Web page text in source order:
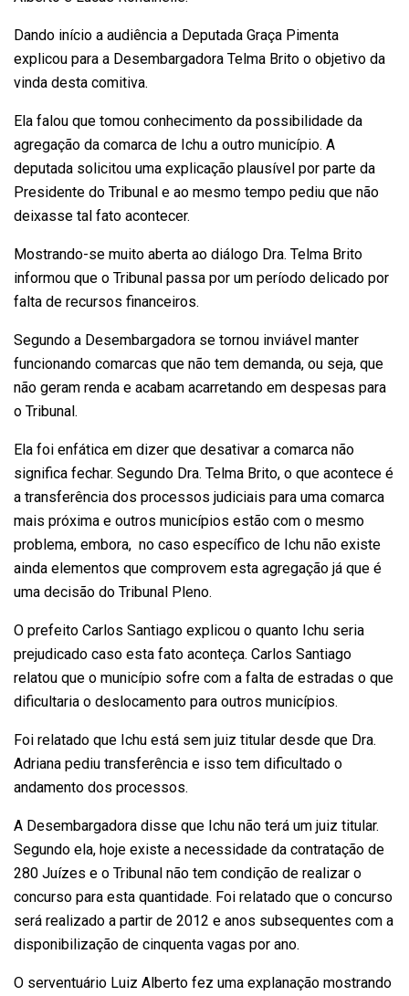
Dando início a audiência a Deputada Graça Pimenta
explicou para a Desembargadora Telma Brito o objetivo da
vinda desta comitiva.
Ela falou que tomou conhecimento da possibilidade da
agregação da comarca de Ichu a outro município. A
deputada solicitou uma explicação plausível por parte da
Presidente do Tribunal e ao mesmo tempo pediu que não
deixasse tal fato acontecer.
Mostrando-se muito aberta ao diálogo Dra. Telma Brito
informou que o Tribunal passa por um período delicado por
falta de recursos financeiros.
Segundo a Desembargadora se tornou inviável manter
funcionando comarcas que não tem demanda, ou seja, que
não geram renda e acabam acarretando em despesas para
o Tribunal.
Ela foi enfática em dizer que desativar a comarca não
significa fechar. Segundo Dra. Telma Brito, o que acontece é
a transferência dos processos judiciais para uma comarca
mais próxima e outros municípios estão com o mesmo
problema, embora, no caso específico de Ichu não existe
ainda elementos que comprovem esta agregação já que é
uma decisão do Tribunal Pleno.
O prefeito Carlos Santiago explicou o quanto Ichu seria
prejudicado caso esta fato aconteça. Carlos Santiago
relatou que o município sofre com a falta de estradas o que
dificultaria o deslocamento para outros municípios.
Foi relatado que Ichu está sem juiz titular desde que Dra.
Adriana pediu transferência e isso tem dificultado o
andamento dos processos.
A Desembargadora disse que Ichu não terá um juiz titular.
Segundo ela, hoje existe a necessidade da contratação de
280 Juízes e o Tribunal não tem condição de realizar o
concurso para esta quantidade. Foi relatado que o concurso
será realizado a partir de 2012 e anos subsequentes com a
disponibilização de cinquenta vagas por ano.
O serventuário Luiz Alberto fez uma explanação mostrando